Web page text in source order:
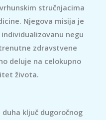
stručnjacima
Njegova misija je
negu
zdravstvene
deluje na celokupno
života.
ključ dugoročnog